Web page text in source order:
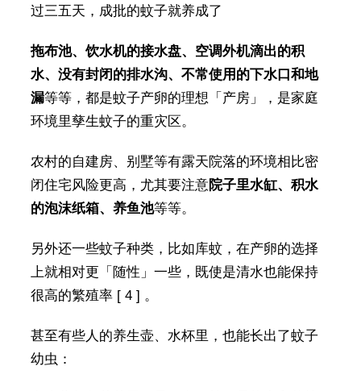
过三五天，成批的蚊子就养成了
拖布池、饮水机的接水盘、空调外机滴出的积
水、没有封闭的排水沟、不常使用的下水口和地
漏等等，都是蚊子产卵的理想「产房」，是家庭
环境里孳生蚊子的重灾区。
农村的自建房、别墅等有露天院落的环境相比密
闭住宅风险更高，尤其要注意院子里水缸、积水
的泡沫纸箱、养鱼池等等。
另外还一些蚊子种类，比如库蚊，在产卵的选择
上就相对更「随性」一些，既使是清水也能保持
很高的繁殖率 [ 4 ] 。
甚至有些人的养生壶、水杯里，也能长出了蚊子
幼虫：